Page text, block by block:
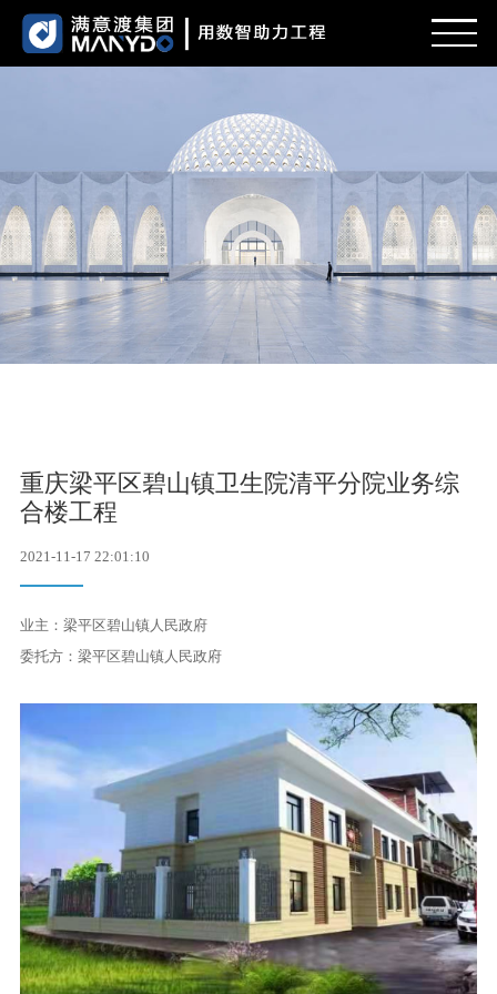
新闻
服务范围
项目案例
联系我们
重庆梁平区碧山镇卫生院清平分院业务综
合楼工程
2021-11-17 22:01:10
业主：梁平区碧山镇人民政府
委托方：梁平区碧山镇人民政府